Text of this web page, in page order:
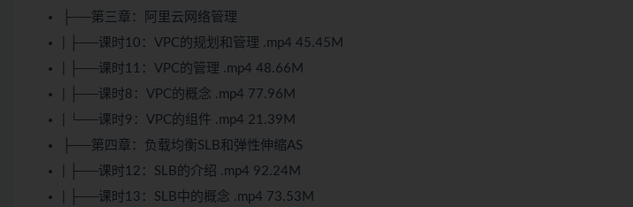
├──第三章：阿里云网络管理
| ├──课时10：VPC的规划和管理 .mp4 45.45M
| ├──课时11：VPC的管理 .mp4 48.66M
| ├──课时8：VPC的概念 .mp4 77.96M
| └──课时9：VPC的组件 .mp4 21.39M
├──第四章：负载均衡SLB和弹性伸缩AS
| ├──课时12：SLB的介绍 .mp4 92.24M
| ├──课时13：SLB中的概念 .mp4 73.53M